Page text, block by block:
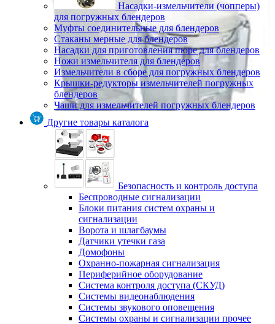
Насадки-измельчители (чопперы)
для погружных блендеров
Муфты соединительные для блендеров
Стаканы мерные для блендеров
Насадки для приготовления пюре для блендеров
Ножи измельчителя для блендеров
Измельчители в сборе для погружных блендеров
Крышки-редукторы измельчителей погружных
блендеров
Чаши для измельчителей погружных блендеров
Другие товары каталога
Безопасность и контроль доступа
Беспроводные сигнализации
Блоки питания систем охраны и
сигнализации
Ворота и шлагбаумы
Датчики утечки газа
Домофоны
Охранно-пожарная сигнализация
Периферийное оборудование
Система контроля доступа (СКУД)
Системы видеонаблюдения
Системы звукового оповещения
Системы охраны и сигнализации прочее